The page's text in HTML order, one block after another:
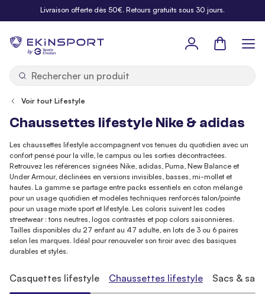
Allez au contenuLivraison offerte dès 50€. Retours gratuits sous 30 jours.
by
Panier
Voir tout Lifestyle
Chaussettes lifestyle Nike & adidas
Les chaussettes lifestyle accompagnent vos tenues du quotidien avec un
confort pensé pour la ville, le campus ou les sorties décontractées.
Retrouvez les références signées Nike, adidas, Puma, New Balance et
Under Armour, déclinées en versions invisibles, basses, mi-mollet et
hautes. La gamme se partage entre packs essentiels en coton mélangé
pour un usage quotidien et modèles techniques renforcés talon/pointe
pour un usage mixte sport et lifestyle. Les coloris suivent les codes
streetwear : tons neutres, logos contrastés et pop colors saisonnières.
Tailles disponibles du 27 enfant au 47 adulte, en lots de 3 ou 6 paires
selon les marques. Idéal pour renouveler son tiroir avec des basiques
durables et stylés.
Casquettes lifestyle Chaussettes lifestyle Sacs &